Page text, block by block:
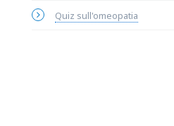
Quiz sull'omeopatia